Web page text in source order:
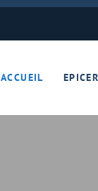
ACCUEIL
Boulangerie